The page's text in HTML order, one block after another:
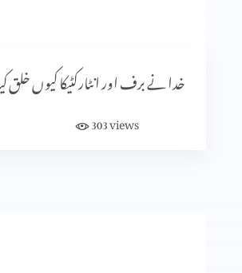
یہودیوں میں سے مخالفِ مسیح
خدا نے برف اور انٹارکٹیکا کیوں خلق
303views